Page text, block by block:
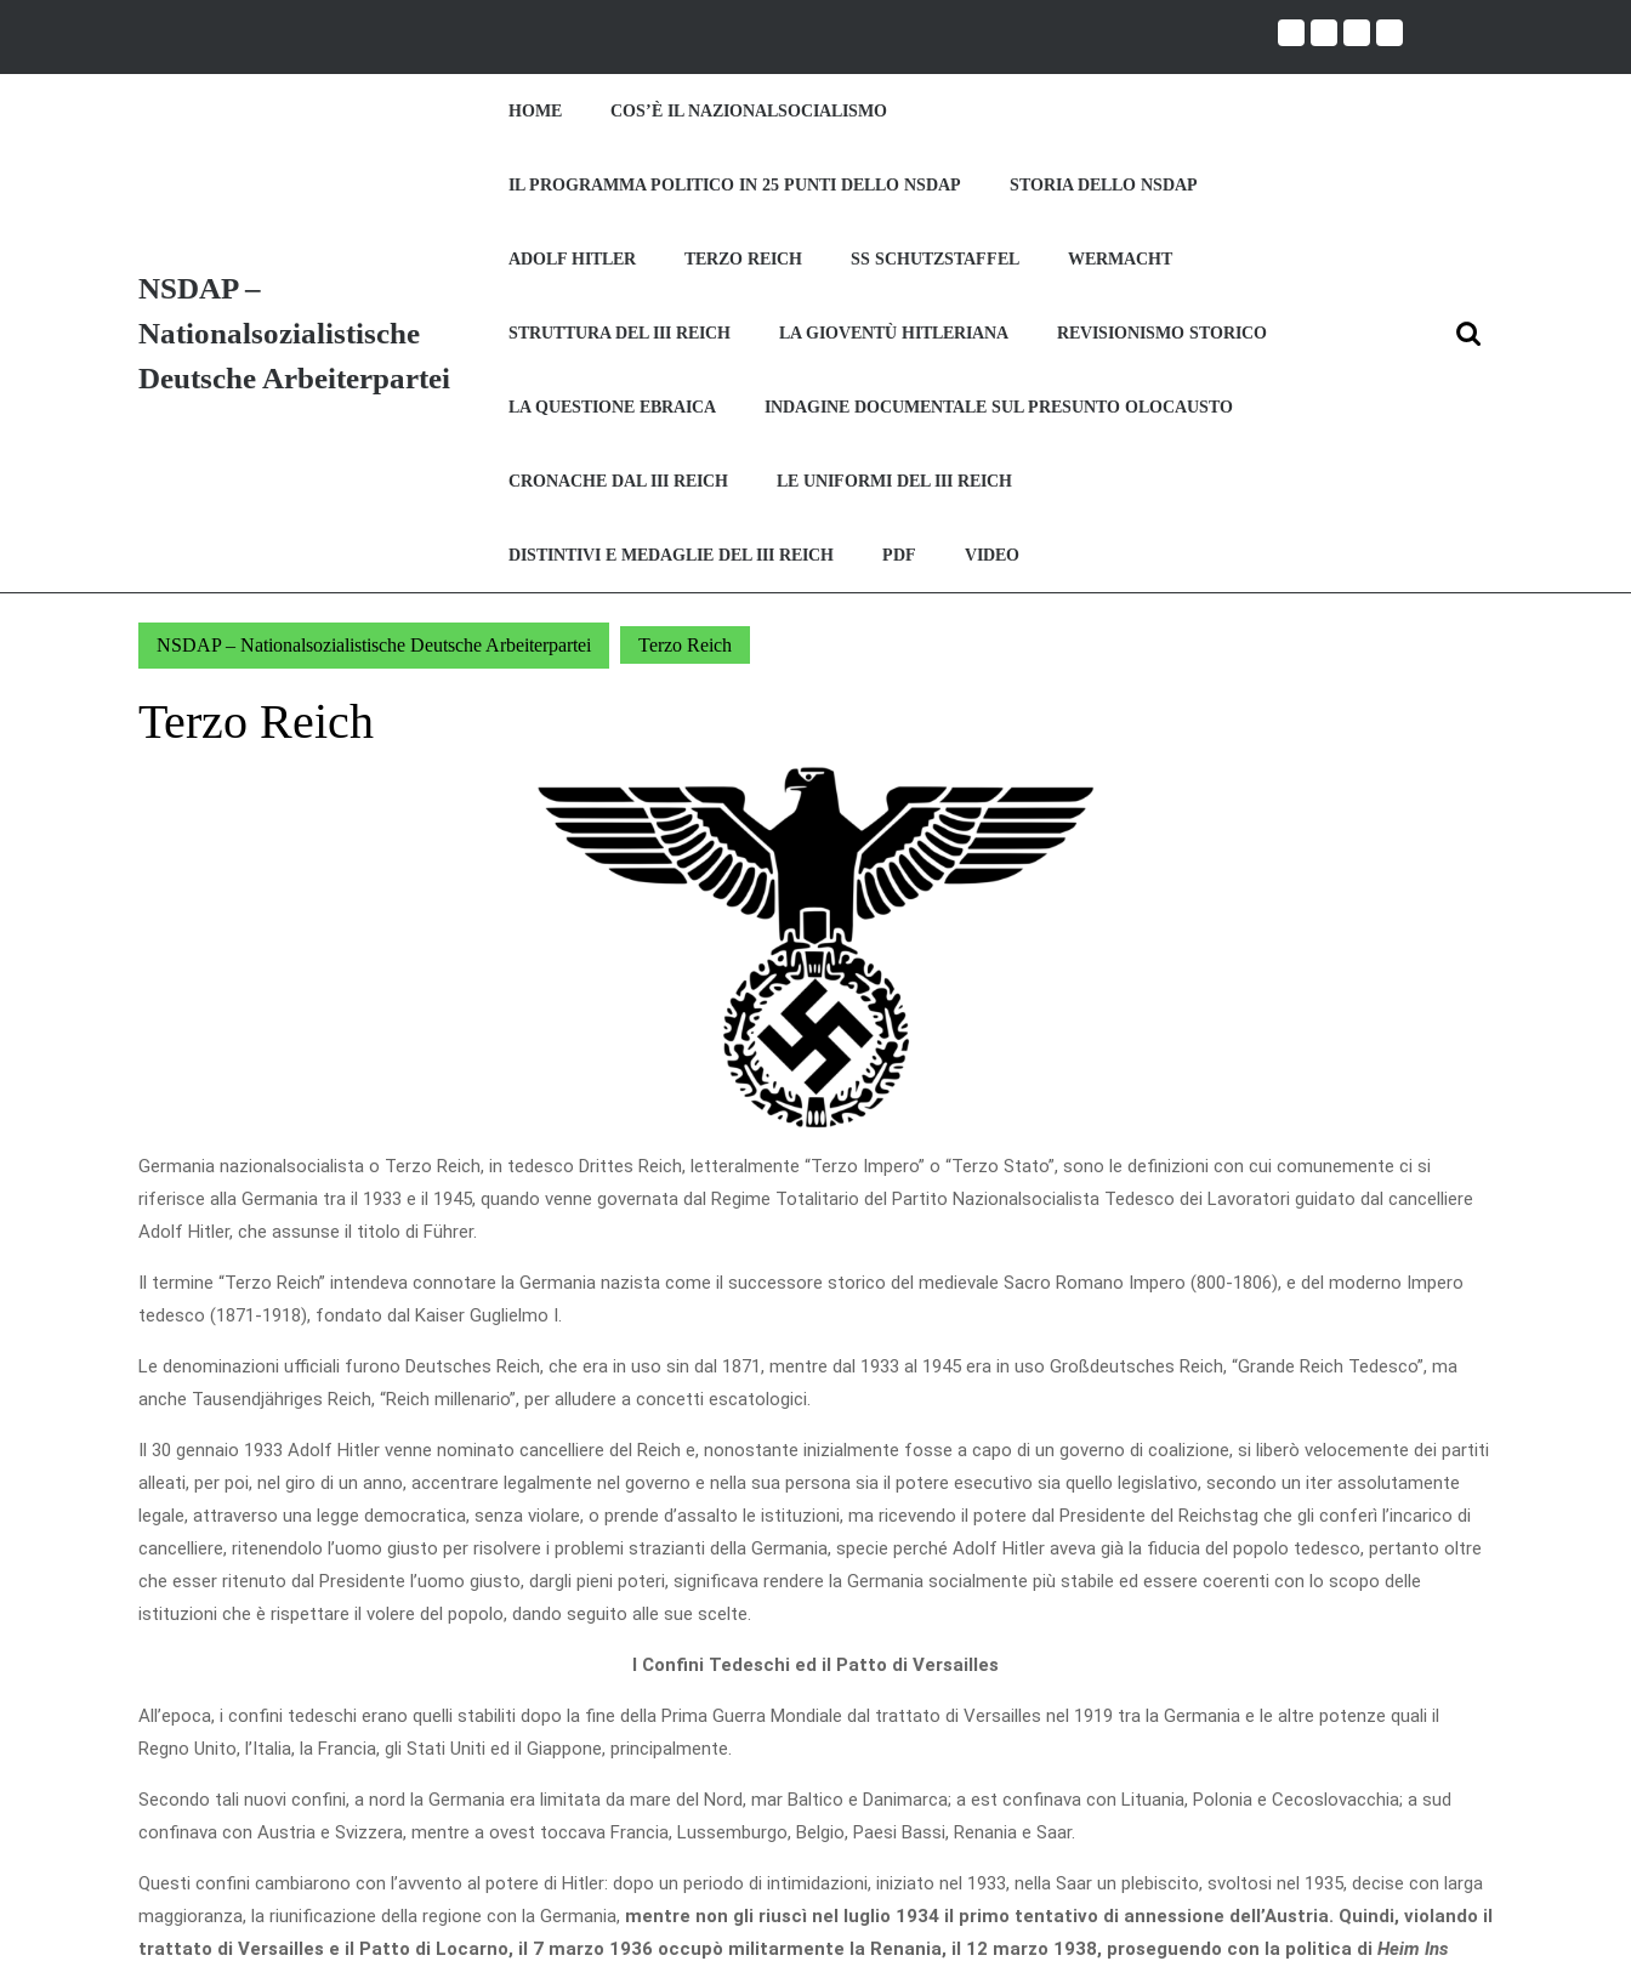
content
NSDAP –
Nationalsozialistische
Deutsche Arbeiterpartei
HOME COS’È IL NAZIONALSOCIALISMO
IL PROGRAMMA POLITICO IN 25 PUNTI DELLO NSDAP STORIA DELLO NSDAP
ADOLF HITLER TERZO REICH SS SCHUTZSTAFFEL WERMACHT
STRUTTURA DEL III REICH LA GIOVENTÙ HITLERIANA REVISIONISMO STORICO
LA QUESTIONE EBRAICA INDAGINE DOCUMENTALE SUL PRESUNTO OLOCAUSTO
CRONACHE DAL III REICH LE UNIFORMI DEL III REICH
DISTINTIVI E MEDAGLIE DEL III REICH PDF VIDEO
Search
NSDAP – Nationalsozialistische Deutsche Arbeiterpartei Terzo Reich
Terzo Reich
Germania nazionalsocialista o Terzo Reich, in tedesco Drittes Reich, letteralmente “Terzo Impero” o “Terzo Stato”, sono le definizioni con cui comunemente ci si
riferisce alla Germania tra il 1933 e il 1945, quando venne governata dal Regime Totalitario del Partito Nazionalsocialista Tedesco dei Lavoratori guidato dal cancelliere
Adolf Hitler, che assunse il titolo di Führer.
Il termine “Terzo Reich” intendeva connotare la Germania nazista come il successore storico del medievale Sacro Romano Impero (800-1806), e del moderno Impero
tedesco (1871-1918), fondato dal Kaiser Guglielmo I.
Le denominazioni ufficiali furono Deutsches Reich, che era in uso sin dal 1871, mentre dal 1933 al 1945 era in uso Großdeutsches Reich, “Grande Reich Tedesco”, ma
anche Tausendjähriges Reich, “Reich millenario”, per alludere a concetti escatologici.
Il 30 gennaio 1933 Adolf Hitler venne nominato cancelliere del Reich e, nonostante inizialmente fosse a capo di un governo di coalizione, si liberò velocemente dei partiti
alleati, per poi, nel giro di un anno, accentrare legalmente nel governo e nella sua persona sia il potere esecutivo sia quello legislativo, secondo un iter assolutamente
legale, attraverso una legge democratica, senza violare, o prende d’assalto le istituzioni, ma ricevendo il potere dal Presidente del Reichstag che gli conferì l’incarico di
cancelliere, ritenendolo l’uomo giusto per risolvere i problemi strazianti della Germania, specie perché Adolf Hitler aveva già la fiducia del popolo tedesco, pertanto oltre
che esser ritenuto dal Presidente l’uomo giusto, dargli pieni poteri, significava rendere la Germania socialmente più stabile ed essere coerenti con lo scopo delle
istituzioni che è rispettare il volere del popolo, dando seguito alle sue scelte.
I Confini Tedeschi ed il Patto di Versailles
All’epoca, i confini tedeschi erano quelli stabiliti dopo la fine della Prima Guerra Mondiale dal trattato di Versailles nel 1919 tra la Germania e le altre potenze quali il
Regno Unito, l’Italia, la Francia, gli Stati Uniti ed il Giappone, principalmente.
Secondo tali nuovi confini, a nord la Germania era limitata da mare del Nord, mar Baltico e Danimarca; a est confinava con Lituania, Polonia e Cecoslovacchia; a sud
confinava con Austria e Svizzera, mentre a ovest toccava Francia, Lussemburgo, Belgio, Paesi Bassi, Renania e Saar.
Questi confini cambiarono con l’avvento al potere di Hitler: dopo un periodo di intimidazioni, iniziato nel 1933, nella Saar un plebiscito, svoltosi nel 1935, decise con larga
maggioranza, la riunificazione della regione con la Germania, mentre non gli riuscì nel luglio 1934 il primo tentativo di annessione dell’Austria. Quindi, violando il
trattato di Versailles e il Patto di Locarno, il 7 marzo 1936 occupò militarmente la Renania, il 12 marzo 1938, proseguendo con la politica di Heim Ins